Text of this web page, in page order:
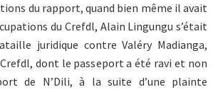
du rapport, quand bien même il avait
du Crefdl, Alain Lingungu s’était
juridique contre Valéry Madianga,
dont le passeport a été ravi et non
de N’Dili, à la suite d’une plainte